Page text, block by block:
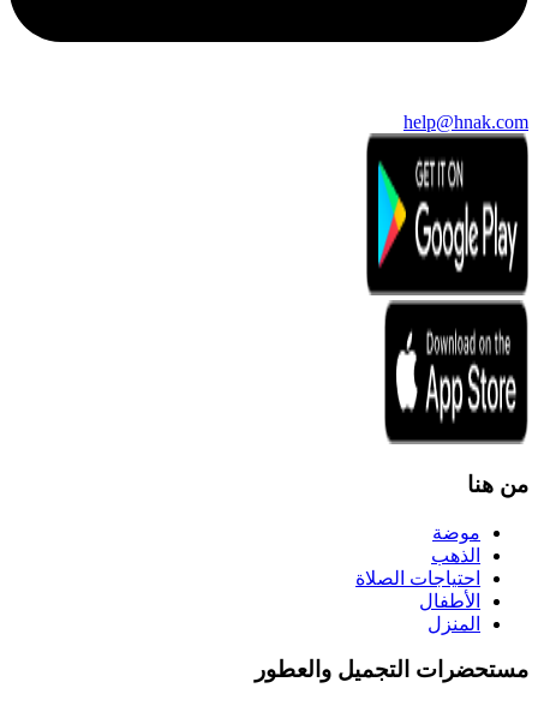
help@hnak.com
من هنا
موضة
الذهب
احتياجات الصلاة
الأطفال
المنزل
مستحضرات التجميل والعطور